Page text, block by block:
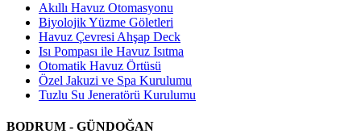
Akıllı Havuz Otomasyonu
Biyolojik Yüzme Göletleri
Havuz Çevresi Ahşap Deck
Isı Pompası ile Havuz Isıtma
Otomatik Havuz Örtüsü
Özel Jakuzi ve Spa Kurulumu
Tuzlu Su Jeneratörü Kurulumu
BODRUM - GÜNDOĞAN